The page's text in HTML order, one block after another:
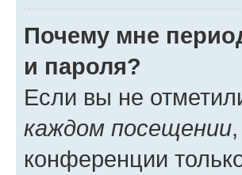
Почему мне
и пароля?
Если вы не
каждом посещении
конференции